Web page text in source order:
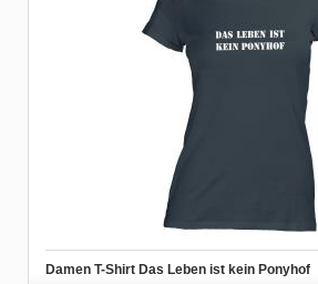
Damen T-Shirt Das Leben ist kein Ponyhof